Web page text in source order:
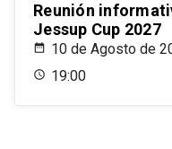
Reunión
Jessup Cup 2027
10 de Agosto de
19:00